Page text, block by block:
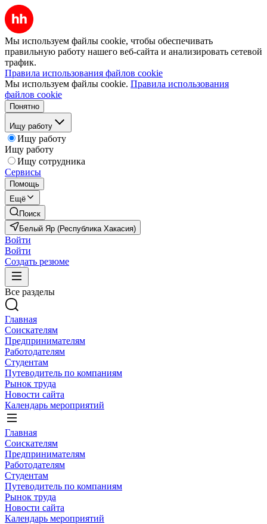
Мы используем файлы cookie, чтобы обеспечивать
правильную работу нашего веб-сайта и анализировать сетевой
трафик.
Правила использования файлов cookie
Мы используем файлы cookie. Правила использования
файлов cookie
Понятно
Ищу работу
Ищу работу
Ищу работу
Ищу сотрудника
Сервисы
Помощь
Ещё
Поиск
Белый Яр (Республика Хакасия)
Войти
Войти
Создать резюме
Все разделы
Главная
Соискателям
Предпринимателям
Работодателям
Студентам
Путеводитель по компаниям
Рынок труда
Новости сайта
Календарь мероприятий
Главная
Соискателям
Предпринимателям
Работодателям
Студентам
Путеводитель по компаниям
Рынок труда
Новости сайта
Календарь мероприятий